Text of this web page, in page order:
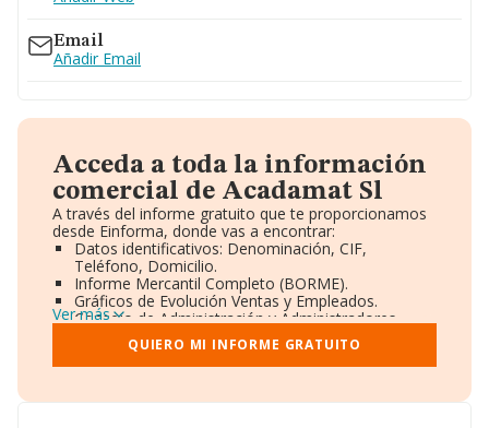
Email
Añadir Email
Acceda a toda la información
comercial de Acadamat Sl
A través del informe gratuito que te proporcionamos
desde Einforma, donde vas a encontrar:
Datos identificativos: Denominación, CIF,
Teléfono, Domicilio.
Informe Mercantil Completo (BORME).
Gráficos de Evolución Ventas y Empleados.
Consejo de Administración y Administradores.
Directivos y Ejecutivos.
Accionistas.
Participaciones y Vinculaciones en otras empresas.
Información oficial y registral complementaria.
Ver más
QUIERO MI INFORME GRATUITO